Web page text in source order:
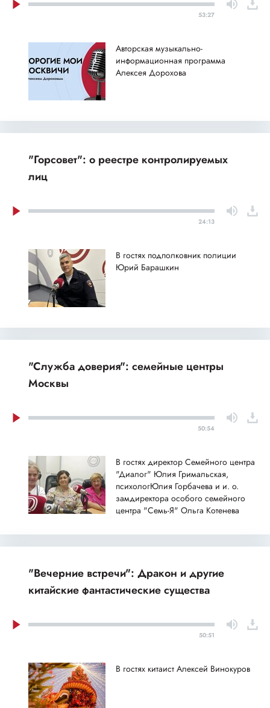
53:27
Авторская музыкально-
информационная программа
Алексея Дорохова
"Горсовет": о реестре контролируемых
лиц
24:13
В гостях подполковник полиции
Юрий Барашкин
"Служба доверия": семейные центры
Москвы
50:54
В гостях директор Семейного центра
"Диалог" Юлия Гримальская,
психологЮлия Горбачева и и. о.
замдиректора особого семейного
центра "Семь-Я" Ольга Котенева
"Вечерние встречи": Дракон и другие
китайские фантастические существа
50:51
В гостях китаист Алексей Винокуров